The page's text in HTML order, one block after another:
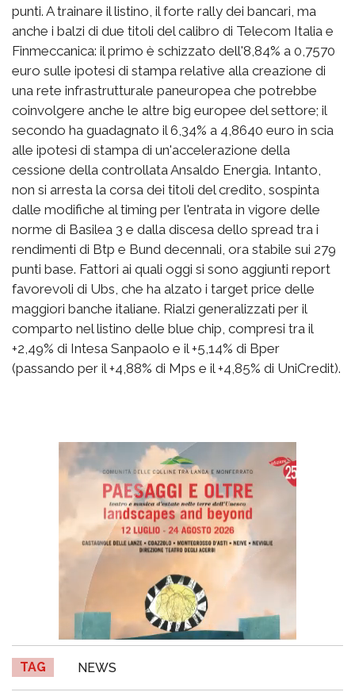
punti. A trainare il listino, il forte rally dei bancari, ma
anche i balzi di due titoli del calibro di Telecom Italia e
Finmeccanica: il primo è schizzato dell'8,84% a 0,7570
euro sulle ipotesi di stampa relative alla creazione di
una rete infrastrutturale paneuropea che potrebbe
coinvolgere anche le altre big europee del settore; il
secondo ha guadagnato il 6,34% a 4,8640 euro in scia
alle ipotesi di stampa di un'accelerazione della
cessione della controllata Ansaldo Energia. Intanto,
non si arresta la corsa dei titoli del credito, sospinta
dalle modifiche al timing per l'entrata in vigore delle
norme di Basilea 3 e dalla discesa dello spread tra i
rendimenti di Btp e Bund decennali, ora stabile sui 279
punti base. Fattori ai quali oggi si sono aggiunti report
favorevoli di Ubs, che ha alzato i target price delle
maggiori banche italiane. Rialzi generalizzati per il
comparto nel listino delle blue chip, compresi tra il
+2,49% di Intesa Sanpaolo e il +5,14% di Bper
(passando per il +4,88% di Mps e il +4,85% di UniCredit).
TAG NEWS